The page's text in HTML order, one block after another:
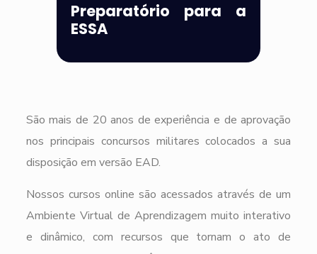
Preparatório para a
ESSA
São mais de 20 anos de experiência e de aprovação
nos principais concursos militares colocados a sua
disposição em versão EAD.
Nossos cursos online são acessados através de um
Ambiente Virtual de Aprendizagem muito interativo
e dinâmico, com recursos que tornam o ato de